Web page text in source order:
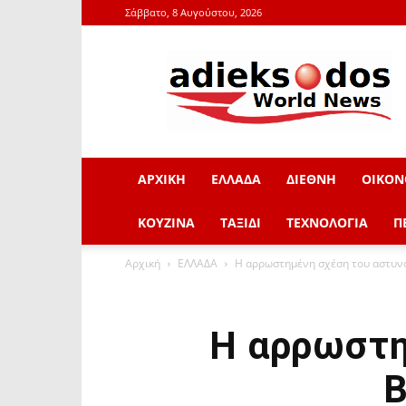
Σάββατο, 8 Αυγούστου, 2026
adieksodos.gr
ΑΡΧΙΚΗ ΕΛΛΑΔΑ ΔΙΕΘΝΗ
ΚΟΥΖΙΝΑ ΤΑΞΙΔΙ ΤΕΧΝΟΛΟΓΙΑ
Αρχική ΕΛΛΑΔΑ Η αρρωστημένη σχέση του
Η